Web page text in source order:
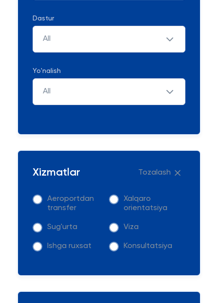
Dastur
All
Yo'nalish
All
Xizmatlar Tozalash
Aeroportdan
transfer
Xalqaro
orientatsiya
Sug'urta Viza
Ishga ruxsat Konsultatsiya